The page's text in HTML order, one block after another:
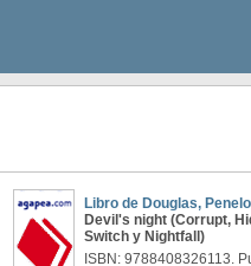
Libro de Douglas,
Devil's night (Corrupt,
Switch y Nightfall)
ISBN: 9788408326113.